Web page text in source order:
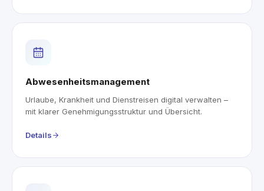
Abwesenheitsmanagement
Urlaube, Krankheit und Dienstreisen digital verwalten –
mit klarer Genehmigungsstruktur und Übersicht.
Details